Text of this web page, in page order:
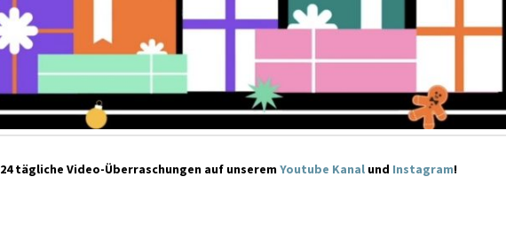
24 tägliche Video-Überraschungen auf unseremYoutube Kanalund Instagram!